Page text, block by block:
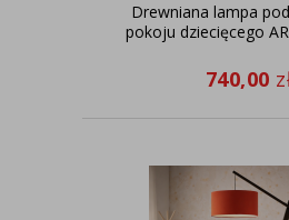
Drewniana lampa
pokoju dziecięcego
740,00